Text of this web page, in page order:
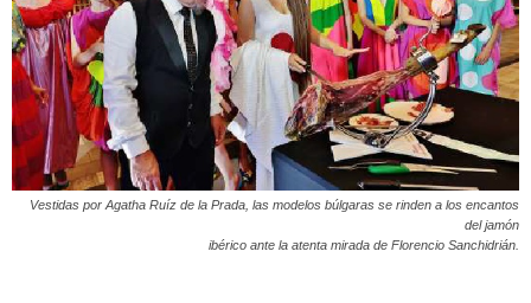
Vestidas por Agatha Ruíz de la Prada, las modelos búlgaras se rinden a los encantos
del jamón
ibérico ante la atenta mirada de Florencio Sanchidrián.